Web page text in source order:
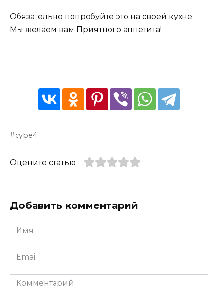
Обязательно попробуйте это на своей кухне.
Мы желаем вам Приятного аппетита!
cybe4
Оцените статью
Добавить комментарий
Имя
*
Email
*
Комментарий